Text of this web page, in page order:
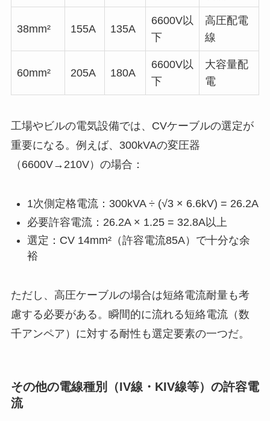
38mm² 155A 135A
6600V以
下
高圧配電
線
60mm² 205A 180A
6600V以
下
大容量配
電
工場やビルの電気設備では、CVケーブルの選定が
重要になる。例えば、300kVAの変圧器
（6600V→210V）の場合：
1次側定格電流：300kVA ÷ (√3 × 6.6kV) = 26.2A
必要許容電流：26.2A × 1.25 = 32.8A以上
選定：CV 14mm²（許容電流85A）で十分な余
裕
ただし、高圧ケーブルの場合は短絡電流耐量も考
慮する必要がある。瞬間的に流れる短絡電流（数
千アンペア）に対する耐性も選定要素の一つだ。
その他の電線種別（IV線・KIV線等）の許容電
流